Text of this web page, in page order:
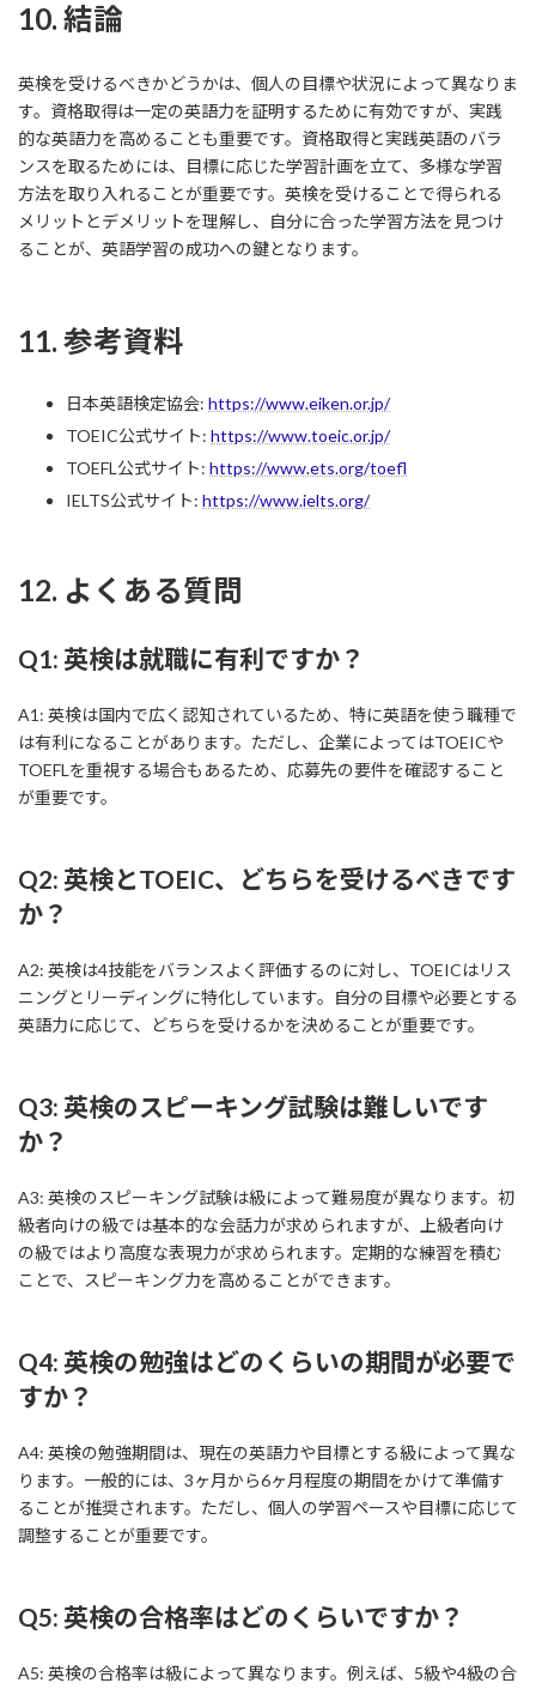
10. 結論
英検を受けるべきかどうかは、個人の目標や状況によって異なりま
す。資格取得は一定の英語力を証明するために有効ですが、実践
的な英語力を高めることも重要です。資格取得と実践英語のバラ
ンスを取るためには、目標に応じた学習計画を立て、多様な学習
方法を取り入れることが重要です。英検を受けることで得られる
メリットとデメリットを理解し、自分に合った学習方法を見つけ
ることが、英語学習の成功への鍵となります。
11. 参考資料
日本英語検定協会: https://www.eiken.or.jp/
TOEIC公式サイト: https://www.toeic.or.jp/
TOEFL公式サイト: https://www.ets.org/toefl
IELTS公式サイト: https://www.ielts.org/
12. よくある質問
Q1: 英検は就職に有利ですか？
A1: 英検は国内で広く認知されているため、特に英語を使う職種で
は有利になることがあります。ただし、企業によってはTOEICや
TOEFLを重視する場合もあるため、応募先の要件を確認すること
が重要です。
Q2: 英検とTOEIC、どちらを受けるべきです
か？
A2: 英検は4技能をバランスよく評価するのに対し、TOEICはリス
ニングとリーディングに特化しています。自分の目標や必要とする
英語力に応じて、どちらを受けるかを決めることが重要です。
Q3: 英検のスピーキング試験は難しいです
か？
A3: 英検のスピーキング試験は級によって難易度が異なります。初
級者向けの級では基本的な会話力が求められますが、上級者向け
の級ではより高度な表現力が求められます。定期的な練習を積む
ことで、スピーキング力を高めることができます。
Q4: 英検の勉強はどのくらいの期間が必要で
すか？
A4: 英検の勉強期間は、現在の英語力や目標とする級によって異な
ります。一般的には、3ヶ月から6ヶ月程度の期間をかけて準備す
ることが推奨されます。ただし、個人の学習ペースや目標に応じて
調整することが重要です。
Q5: 英検の合格率はどのくらいですか？
A5: 英検の合格率は級によって異なります。例えば、5級や4級の合